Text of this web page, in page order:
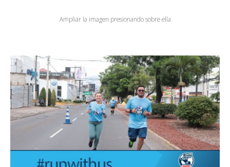
Ampliar la imagen presionando sobre ella